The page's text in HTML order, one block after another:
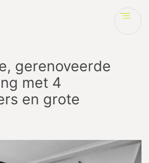
gerenoveerde
met 4
en grote